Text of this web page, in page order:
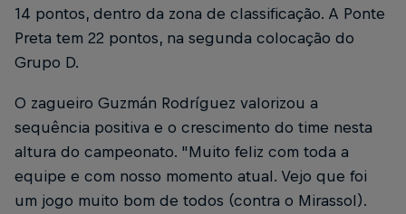
14 pontos, dentro da zona de classificação. A Ponte
Preta tem 22 pontos, na segunda colocação do
Grupo D.
O zagueiro Guzmán Rodríguez valorizou a
sequência positiva e o crescimento do time nesta
altura do campeonato. "Muito feliz com toda a
equipe e com nosso momento atual. Vejo que foi
um jogo muito bom de todos (contra o Mirassol).